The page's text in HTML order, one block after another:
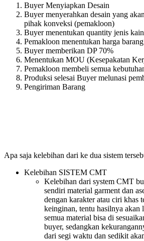
Buyer Menyiapkan Desain
Buyer menyerahkan desain yang
pihak konveksi (pemakloon)
Buyer menentukan quantity jenis
Pemakloon menentukan harga barang
Buyer memberikan DP 70%
Menentukan MOU (Kesepakatan
Pemakloon membeli semua
Produksi selesai Buyer melunasi
Pengiriman Barang
Apa saja kelebihan dari ke dua sistem
Kelebihan SISTEM CMT
Kelebihan dari system CMT
sendiri material garment dan
dengan karakter atau ciri khas
keinginan, tentu hasilnya akan
semua material bisa di
buyer, sedangkan
dari segi waktu dan sedikit